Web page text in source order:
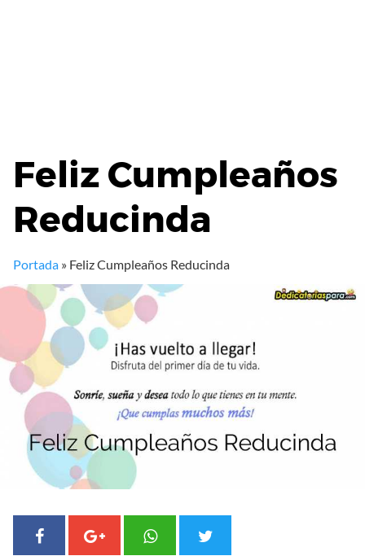
Feliz Cumpleaños
Reducinda
Portada » Feliz Cumpleaños Reducinda